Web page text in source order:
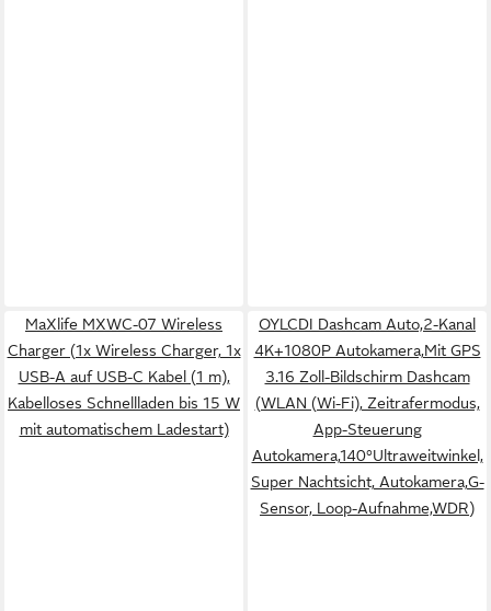
MaXlife MXWC-07 Wireless
Charger (1x Wireless Charger, 1x
USB-A auf USB-C Kabel (1 m),
Kabelloses Schnellladen bis 15 W
mit automatischem Ladestart)
OYLCDI Dashcam Auto,2-Kanal
4K+1080P Autokamera,Mit GPS
3.16 Zoll-Bildschirm Dashcam
(WLAN (Wi-Fi), Zeitrafermodus,
App-Steuerung
Autokamera,140°Ultraweitwinkel,
Super Nachtsicht, Autokamera,G-
Sensor, Loop-Aufnahme,WDR)